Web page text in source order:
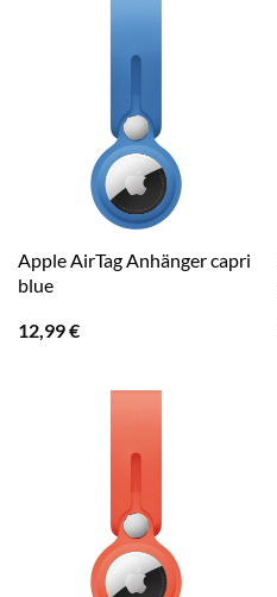
Apple AirTag Anhänger capri
blue
12,99€